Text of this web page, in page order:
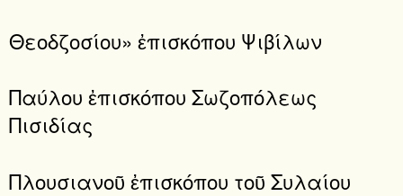
Θεοδζοσίου» ἐπισκόπου Ψιβίλων
Παύλου ἐπισκόπου Σωζοπόλεως
Πισιδίας
Πλουσιανοῦ ἐπισκόπου τοῦ Συλαίου